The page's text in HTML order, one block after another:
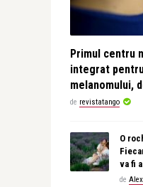
Primul centru
integrat
melanomului,
de revistatango
O
va fi
de